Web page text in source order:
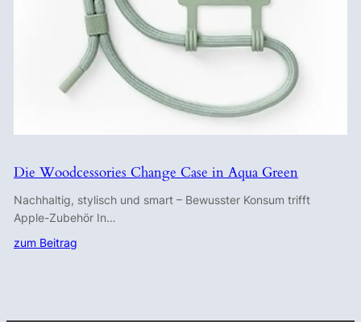
Die Woodcessories Change Case in Aqua Green
Nachhaltig, stylisch und smart – Bewusster Konsum trifft
Apple-Zubehör In…
zum Beitrag